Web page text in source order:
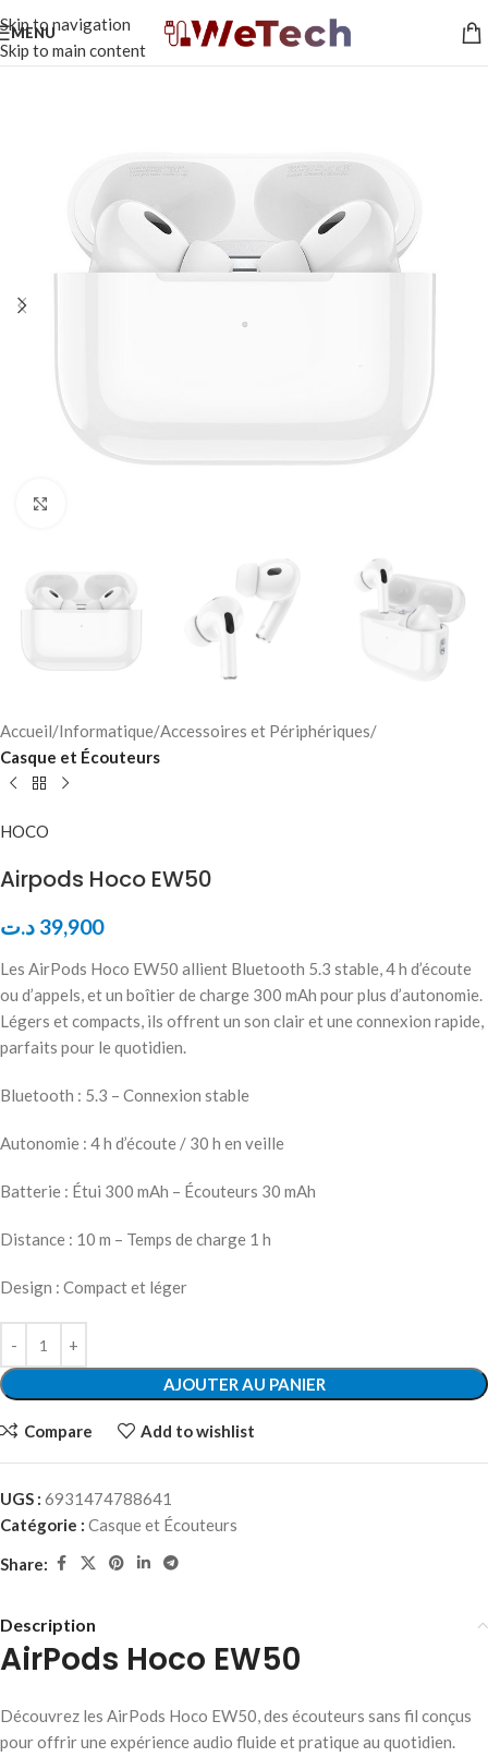
Skip to navigation
Skip to main content
MENU
Accueil Informatique Accessoires et Périphériques
Casque et Écouteurs
HOCO
Airpods Hoco EW50
39,900 د.ت
Les AirPods Hoco EW50 allient Bluetooth 5.3 stable, 4 h d’écoute
ou d’appels, et un boîtier de charge 300 mAh pour plus d’autonomie.
Légers et compacts, ils offrent un son clair et une connexion rapide,
parfaits pour le quotidien.
Bluetooth : 5.3 – Connexion stable
Autonomie : 4 h d’écoute / 30 h en veille
Batterie : Étui 300 mAh – Écouteurs 30 mAh
Distance : 10 m – Temps de charge 1 h
Design : Compact et léger
AJOUTER AU PANIER
Compare Add to wishlist
UGS : 6931474788641
Catégorie : Casque et Écouteurs
Share:
Description
AirPods Hoco EW50
Découvrez les AirPods Hoco EW50, des écouteurs sans fil conçus
pour offrir une expérience audio fluide et pratique au quotidien.